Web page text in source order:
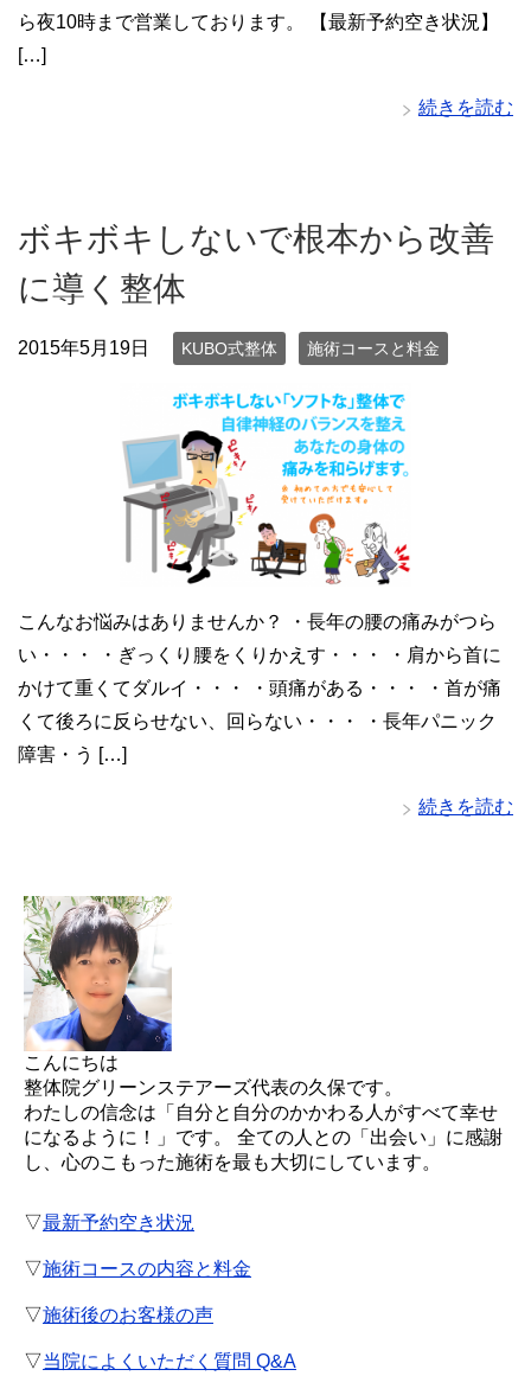
ら夜10時まで営業しております。 【最新予約空き状況】
[…]
続きを読む
ボキボキしないで根本から改善
に導く整体
2015年5月19日 KUBO式整体 施術コースと料金
こんなお悩みはありませんか？ ・長年の腰の痛みがつら
い・・・ ・ぎっくり腰をくりかえす・・・ ・肩から首に
かけて重くてダルイ・・・ ・頭痛がある・・・ ・首が痛
くて後ろに反らせない、回らない・・・ ・長年パニック
障害・う […]
続きを読む
こんにちは
整体院グリーンステアーズ代表の久保です。
わたしの信念は「自分と自分のかかわる人がすべて幸せ
になるように！」です。 全ての人との「出会い」に感謝
し、心のこもった施術を最も大切にしています。
▽最新予約空き状況
▽施術コースの内容と料金
▽施術後のお客様の声
▽当院によくいただく質問 Q&A